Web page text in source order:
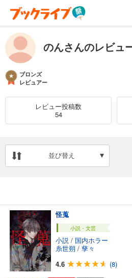
のんさんのレビュ
ブロンズ
レビュアー
レビュー投稿数
54
並び替え
怪蒐
小説・文芸
小説 / 国内ホラー
糸世朔 / 孳々
4.6
(8)